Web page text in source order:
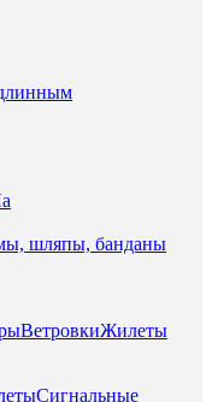
шляпы, банданы
ВетровкиЖилеты
Сигнальные